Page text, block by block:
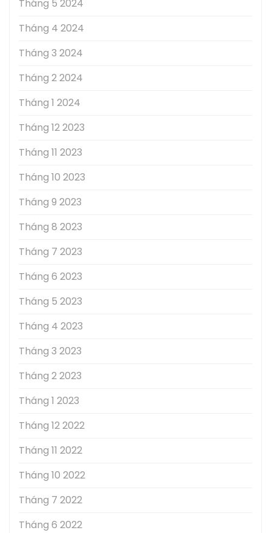
Tháng 5 2024
Tháng 4 2024
Tháng 3 2024
Tháng 2 2024
Tháng 1 2024
Tháng 12 2023
Tháng 11 2023
Tháng 10 2023
Tháng 9 2023
Tháng 8 2023
Tháng 7 2023
Tháng 6 2023
Tháng 5 2023
Tháng 4 2023
Tháng 3 2023
Tháng 2 2023
Tháng 1 2023
Tháng 12 2022
Tháng 11 2022
Tháng 10 2022
Tháng 7 2022
Tháng 6 2022